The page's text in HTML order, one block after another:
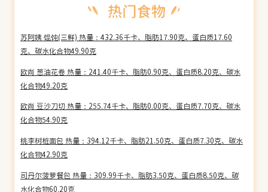
苏阿姨 馄饨(三鲜) 热量：432.36千卡、脂肪17.90克、蛋白质17.60
克、碳水化合物49.90克
欧尚 葱油花卷 热量：241.40千卡、脂肪0.90克、蛋白质8.20克、碳水
化合物49.20克
欧尚 豆沙刀切 热量：255.74千卡、脂肪0.00克、蛋白质7.70克、碳水
化合物54.90克
桃李树桩面包 热量：394.12千卡、脂肪21.50克、蛋白质7.30克、碳水
化合物42.90克
司丹尔菠萝餐包 热量：309.99千卡、脂肪3.50克、蛋白质8.50克、碳
水化合物60.20克